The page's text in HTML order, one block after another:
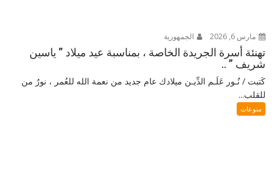
مارس 6, 2026 الجمهورية
تهنئة أسرة الجريدة الخاصة ، بمناسبة عيد ميلاد ” ياسين
شريف ” ..
كَتبت / نُـور عَلَـم الدِّيـن ميلادك عام جديد من نعمة الله للعُمر ، نورٌ من
للقلب...
منوعات